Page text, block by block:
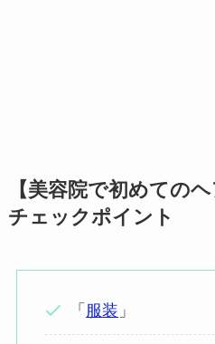
【美容院で初めての
チェックポイント
「 服装 」